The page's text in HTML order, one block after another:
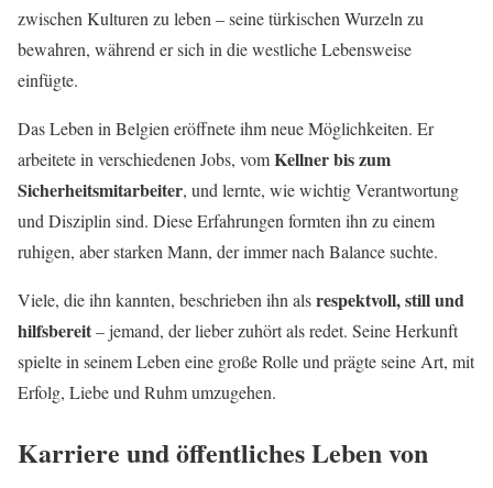
zwischen Kulturen zu leben – seine türkischen Wurzeln zu
bewahren, während er sich in die westliche Lebensweise
einfügte.
Das Leben in Belgien eröffnete ihm neue Möglichkeiten. Er
arbeitete in verschiedenen Jobs, vomKellner bis zum
Sicherheitsmitarbeiter, und lernte, wie wichtig Verantwortung
und Disziplin sind. Diese Erfahrungen formten ihn zu einem
ruhigen, aber starken Mann, der immer nach Balance suchte.
Viele, die ihn kannten, beschrieben ihn alsrespektvoll, still und
hilfsbereit– jemand, der lieber zuhört als redet. Seine Herkunft
spielte in seinem Leben eine große Rolle und prägte seine Art, mit
Erfolg, Liebe und Ruhm umzugehen.
Karriere und öffentliches Leben von